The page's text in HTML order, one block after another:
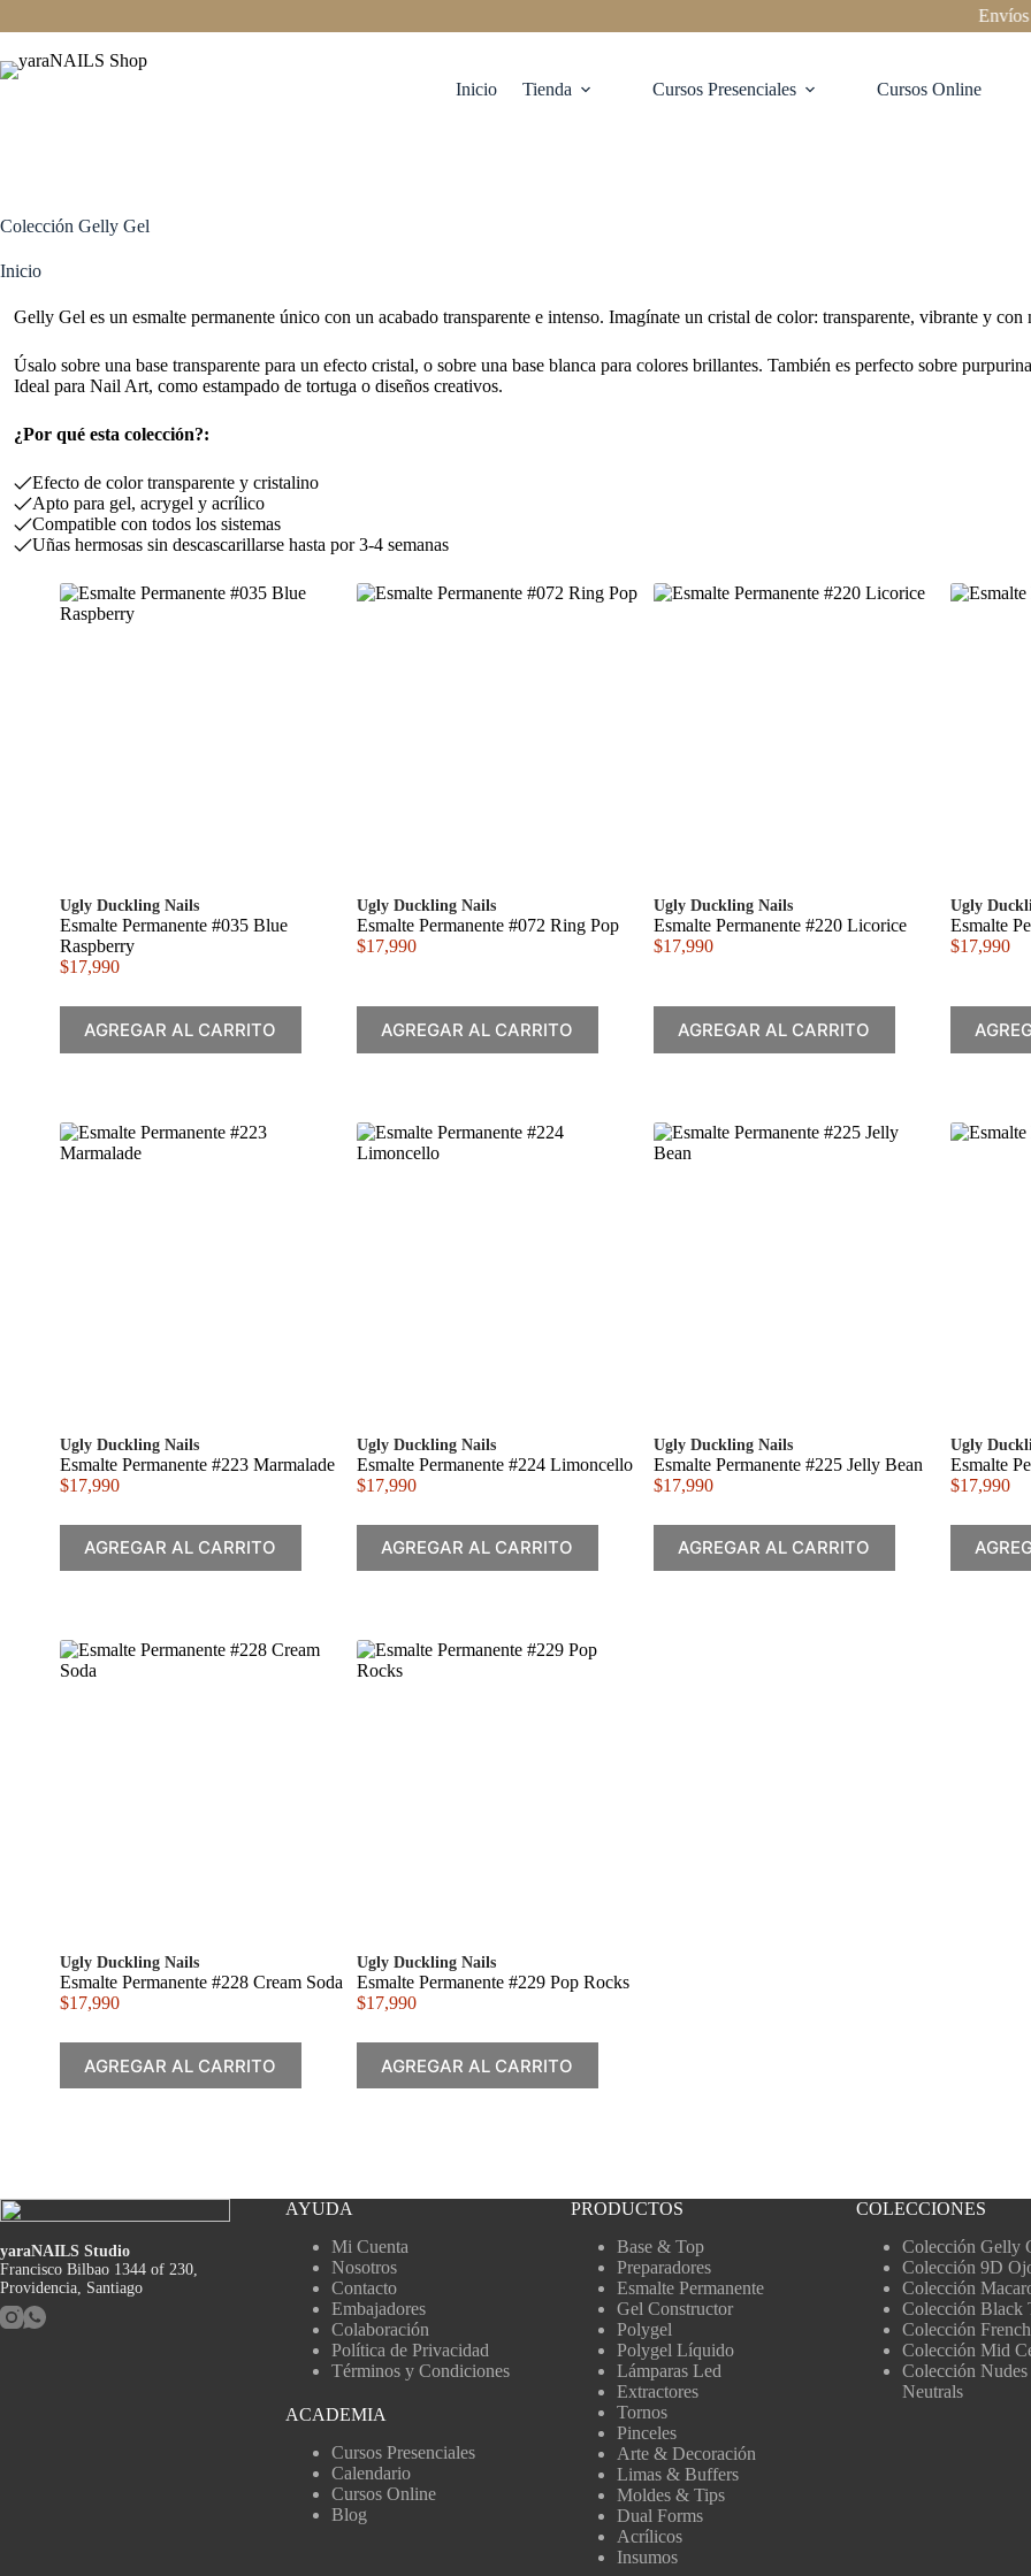
al
contenido
Envíos a
Inicio Tienda Cursos Presenciales Cursos Online
Colección Gelly Gel
Inicio
Gelly Gel es un esmalte permanente único con un acabado transparente e intenso. Imagínate un cristal de color: transparente, vibrante y
Úsalo sobre una base transparente para un efecto cristal, o sobre una base blanca para colores brillantes. También es perfecto sobre
Ideal para Nail Art, como estampado de tortuga o diseños creativos.
¿Por qué esta colección?:
Efecto de color transparente y cristalino
Apto para gel, acrygel y acrílico
Compatible con todos los sistemas
Uñas hermosas sin descascarillarse hasta por 3-4 semanas
Ugly Duckling Nails
Esmalte Permanente #035 Blue
Raspberry
$17,990
AGREGAR AL CARRITO
Ugly Duckling Nails
Esmalte Permanente #072 Ring Pop
$17,990
AGREGAR AL CARRITO
Ugly Duckling Nails
Esmalte Permanente #220 Licorice
$17,990
AGREGAR AL CARRITO
Ugly
Esmalte
$17,990
Ugly Duckling Nails
Esmalte Permanente #223 Marmalade
$17,990
AGREGAR AL CARRITO
Ugly Duckling Nails
Esmalte Permanente #224 Limoncello
$17,990
AGREGAR AL CARRITO
Ugly Duckling Nails
Esmalte Permanente #225 Jelly Bean
$17,990
AGREGAR AL CARRITO
Ugly
Esmalte
$17,990
Ugly Duckling Nails
Esmalte Permanente #228 Cream Soda
$17,990
AGREGAR AL CARRITO
Ugly Duckling Nails
Esmalte Permanente #229 Pop Rocks
$17,990
AGREGAR AL CARRITO
yaraNAILS Studio
Francisco Bilbao 1344 of 230,
Providencia, Santiago
AYUDA
Mi Cuenta
Nosotros
Contacto
Embajadores
Colaboración
Política de Privacidad
Términos y Condiciones
ACADEMIA
Cursos Presenciales
Calendario
Cursos Online
Blog
PRODUCTOS
Base & Top
Preparadores
Esmalte Permanente
Gel Constructor
Polygel
Polygel Líquido
Lámparas Led
Extractores
Tornos
Pinceles
Arte & Decoración
Limas & Buffers
Moldes & Tips
Dual Forms
Acrílicos
Insumos
COLECCIONES
Colección Gelly
Colección 9D
Colección
Colección Black
Colección French
Colección Mid
Colección
Neutrals